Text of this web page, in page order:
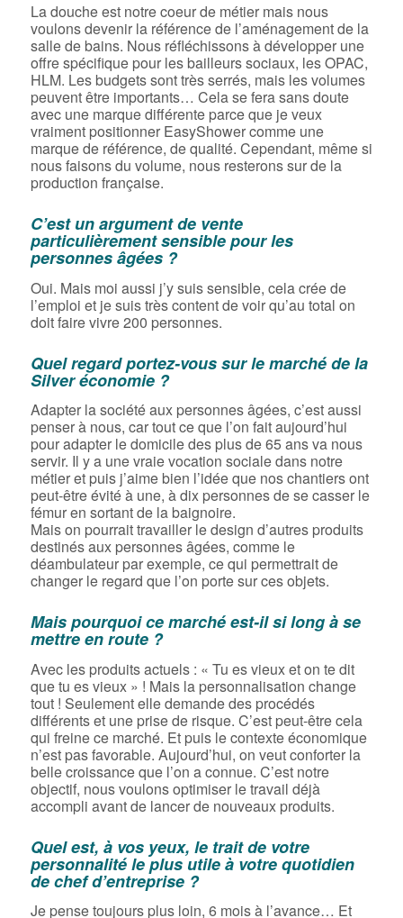
La douche est notre coeur de métier mais nous
voulons devenir la référence de l’aménagement de la
salle de bains. Nous réfléchissons à développer une
offre spécifique pour les bailleurs sociaux, les OPAC,
HLM. Les budgets sont très serrés, mais les volumes
peuvent être importants… Cela se fera sans doute
avec une marque différente parce que je veux
vraiment positionner EasyShower comme une
marque de référence, de qualité. Cependant, même si
nous faisons du volume, nous resterons sur de la
production française.
C’est un argument de vente
particulièrement sensible pour les
personnes âgées ?
Oui. Mais moi aussi j’y suis sensible, cela crée de
l’emploi et je suis très content de voir qu’au total on
doit faire vivre 200 personnes.
Quel regard portez-vous sur le marché de la
Silver économie ?
Adapter la société aux personnes âgées, c’est aussi
penser à nous, car tout ce que l’on fait aujourd’hui
pour adapter le domicile des plus de 65 ans va nous
servir. Il y a une vraie vocation sociale dans notre
métier et puis j’aime bien l’idée que nos chantiers ont
peut-être évité à une, à dix personnes de se casser le
fémur en sortant de la baignoire.
Mais on pourrait travailler le design d’autres produits
destinés aux personnes âgées, comme le
déambulateur par exemple, ce qui permettrait de
changer le regard que l’on porte sur ces objets.
Mais pourquoi ce marché est-il si long à se
mettre en route ?
Avec les produits actuels : « Tu es vieux et on te dit
que tu es vieux » ! Mais la personnalisation change
tout ! Seulement elle demande des procédés
différents et une prise de risque. C’est peut-être cela
qui freine ce marché. Et puis le contexte économique
n’est pas favorable. Aujourd’hui, on veut conforter la
belle croissance que l’on a connue. C’est notre
objectif, nous voulons optimiser le travail déjà
accompli avant de lancer de nouveaux produits.
Quel est, à vos yeux, le trait de votre
personnalité le plus utile à votre quotidien
de chef d’entreprise ?
Je pense toujours plus loin, 6 mois à l’avance… Et